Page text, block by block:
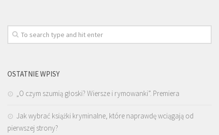
OSTATNIE WPISY
„O czym szumią głoski? Wiersze i rymowanki”. Premiera
Jak wybrać książki kryminalne, które naprawdę wciągają od
pierwszej strony?